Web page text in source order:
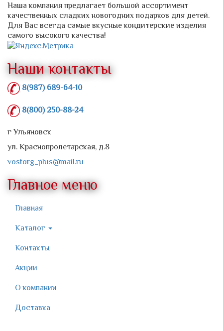
Наша компания предлагает большой ассортимент
качественных сладких новогодних подарков для детей.
Для Вас всегда самые вкусные кондитерские изделия
самого высокого качества!
Наши контакты
8(987) 689-64-10
8(800) 250-88-24
г Ульяновск
ул. Краснопролетарская, д.8
vostorg_plus@mail.ru
Главное меню
Главная
Каталог
Контакты
Акции
О компании
Доставка